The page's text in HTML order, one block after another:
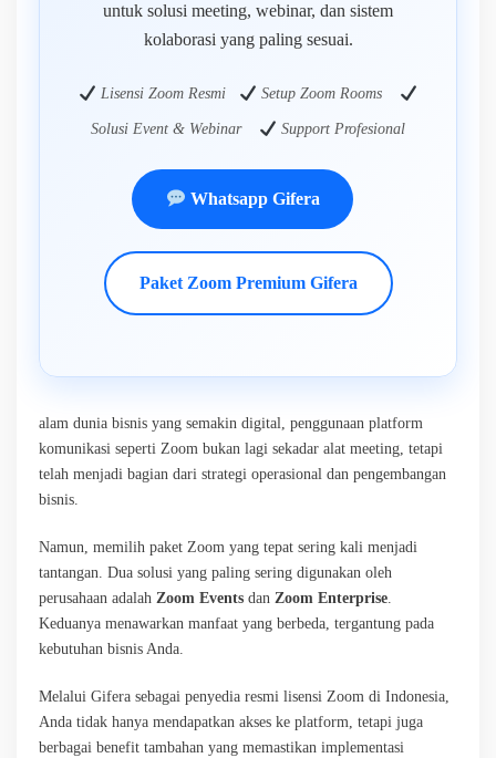
untuk solusi meeting, webinar, dan sistem
kolaborasi yang paling sesuai.
Lisensi Zoom Resmi Setup Zoom Rooms
Solusi Event & Webinar Support Profesional
Whatsapp Gifera
Paket Zoom Premium Gifera
alam dunia bisnis yang semakin digital, penggunaan platform
komunikasi seperti Zoom bukan lagi sekadar alat meeting, tetapi
telah menjadi bagian dari strategi operasional dan pengembangan
bisnis.
Namun, memilih paket Zoom yang tepat sering kali menjadi
tantangan. Dua solusi yang paling sering digunakan oleh
perusahaan adalah Zoom Events dan Zoom Enterprise.
Keduanya menawarkan manfaat yang berbeda, tergantung pada
kebutuhan bisnis Anda.
Melalui Gifera sebagai penyedia resmi lisensi Zoom di Indonesia,
Anda tidak hanya mendapatkan akses ke platform, tetapi juga
berbagai benefit tambahan yang memastikan implementasi